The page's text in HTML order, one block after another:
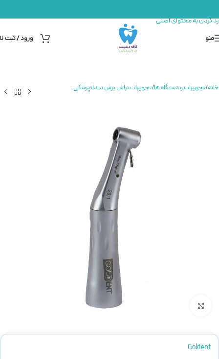
رد کردن به محتوای اصلی
منو ورود / ثبت
خانه/تجهیزات و دستگاه ها/تجهیزات تراش برش دندانپزشکی
Goldent